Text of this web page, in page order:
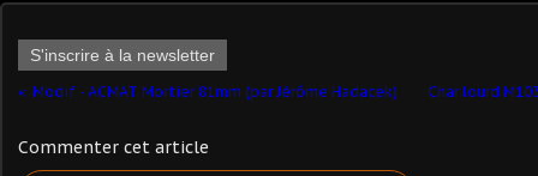
S'inscrire à la newsletter
Modif - ACMAT Mortier 81mm (par Jérôme Hadacek) Char lourd
Commenter cet article